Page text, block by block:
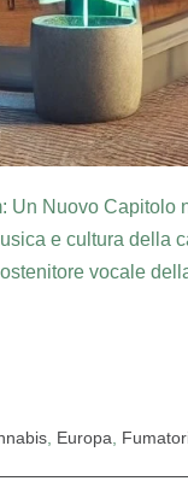
Un Nuovo
e cultura della
vocale
, Europa,